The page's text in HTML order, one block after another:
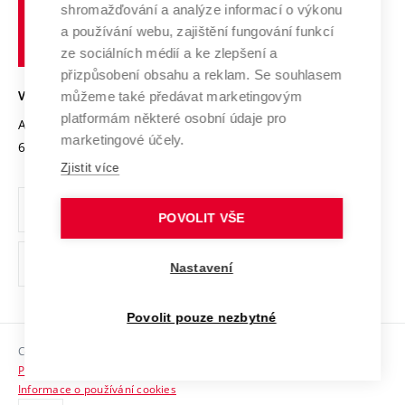
Transfer znalostí
Open Science
Projekty
Projekty ze strukturálních fondů
Specifický výzkum
Služby univerzity
Mezinárodní dohody
Univerzitní sítě
Udržitelná univerzita
Podnikavá univerzita / ContriBUTe
Bezpečná univerzita
Vyznamenání
Organizační struktura
Ochrana osobních údajů
odkaz)
Sociální bezpečí
HR Award
učení
technické
VYSOKÉ UČENÍ TECHNICKÉ V BRNĚ
Antonínská 548/1
602 00 Brno
www.vut.cz
vut@vutbr.cz
Copyright © 2026 VUT
Prohlášení o přístupnosti
Informace o používání cookies
shromažďování a analýze informací o výkonu
a používání webu, zajištění fungování funkcí
ze sociálních médií a ke zlepšení a
přizpůsobení obsahu a reklam. Se souhlasem
můžeme také předávat marketingovým
platformám některé osobní údaje pro
marketingové účely.
Zjistit více
POVOLIT VŠE
Nastavení
Povolit pouze nezbytné